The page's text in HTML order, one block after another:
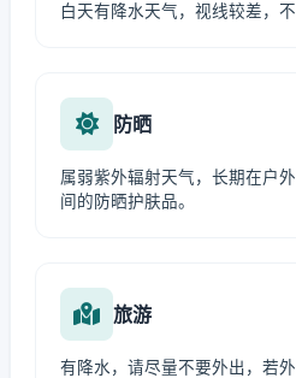
白天有降水天气，视线较差，
防晒
属弱紫外辐射天气，长期在户
间的防晒护肤品。
旅游
有降水，请尽量不要外出，若